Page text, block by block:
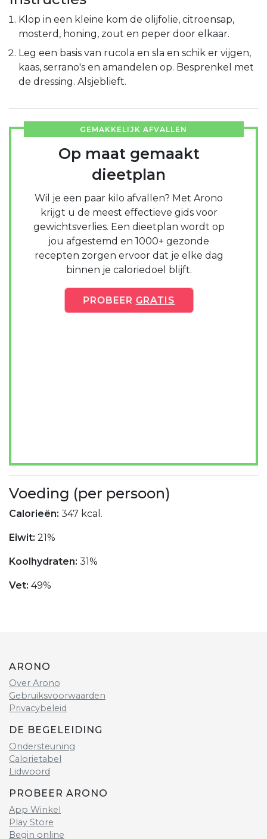
Klop in een kleine kom de olijfolie, citroensap,
mosterd, honing, zout en peper door elkaar.
Leg een basis van rucola en sla en schik er vijgen,
kaas, serrano's en amandelen op. Besprenkel met
de dressing. Alsjeblieft.
GEMAKKELIJK AFVALLEN
Op maat gemaakt
dieetplan
Wil je een paar kilo afvallen? Met Arono
krijgt u de meest effectieve gids voor
gewichtsverlies. Een dieetplan wordt op
jou afgestemd en 1000+ gezonde
recepten zorgen ervoor dat je elke dag
binnen je caloriedoel blijft.
PROBEER GRATIS
Voeding (per persoon)
Calorieën: 347 kcal.
Eiwit: 21%
Koolhydraten: 31%
Vet: 49%
ARONO
Over Arono
Gebruiksvoorwaarden
Privacybeleid
DE BEGELEIDING
Ondersteuning
Calorietabel
Lidwoord
PROBEER ARONO
App Winkel
Play Store
Begin online